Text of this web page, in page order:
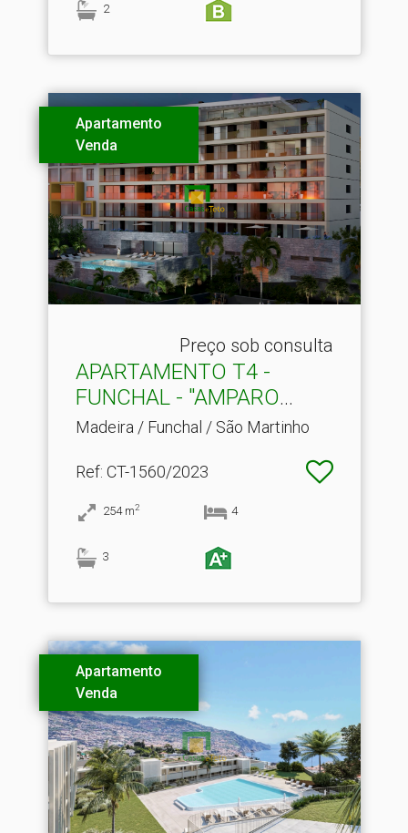
2
Apartamento
Venda
Preço sob consulta
APARTAMENTO T4 -
FUNCHAL - "AMPARO
VIEW"
Madeira / Funchal / São Martinho
Ref: CT-1560/2023
254 m2 4
3
Apartamento
Venda